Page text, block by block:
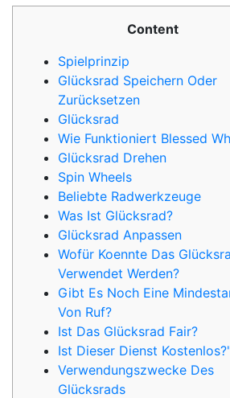
Content
Spielprinzip
Glücksrad Speichern Oder
Zurücksetzen
Glücksrad
Wie Funktioniert Blessed
Glücksrad Drehen
Spin Wheels
Beliebte Radwerkzeuge
Was Ist Glücksrad?
Glücksrad Anpassen
Wofür Koennte Das
Verwendet Werden?
Gibt Es Noch Eine
Von Ruf?
Ist Das Glücksrad Fair?
Ist Dieser Dienst
Verwendungszwecke Des
Glücksrads